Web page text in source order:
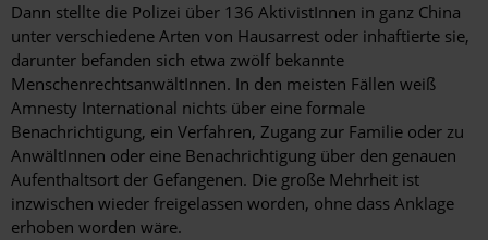
Dann stellte die Polizei über 136 AktivistInnen in ganz China
unter verschiedene Arten von Hausarrest oder inhaftierte sie,
darunter befanden sich etwa zwölf bekannte
MenschenrechtsanwältInnen. In den meisten Fällen weiß
Amnesty International nichts über eine formale
Benachrichtigung, ein Verfahren, Zugang zur Familie oder zu
AnwältInnen oder eine Benachrichtigung über den genauen
Aufenthaltsort der Gefangenen. Die große Mehrheit ist
inzwischen wieder freigelassen worden, ohne dass Anklage
erhoben worden wäre.